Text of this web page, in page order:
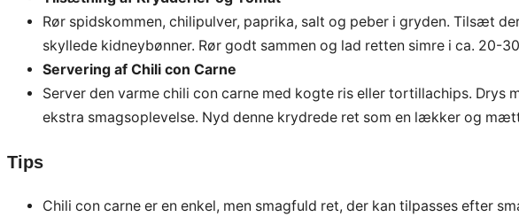
Rør spidskommen, chilipulver, paprika, salt og peber i gryden. Tilsæt
skyllede kidneybønner. Rør godt sammen og lad retten simre i ca. 20-
Servering af Chili con Carne
Server den varme chili con carne med kogte ris eller tortillachips. Drys
ekstra smagsoplevelse. Nyd denne krydrede ret som en lækker og
Tips
Chili con carne er en enkel, men smagfuld ret, der kan tilpasses efter